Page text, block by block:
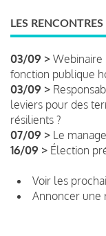
LES RENCONTRES
03/09 > Webinaire
fonction publique
03/09 >
leviers pour des
résilients ?
07/09 > Le
16/09 > Élection
Voir les
Annoncer une